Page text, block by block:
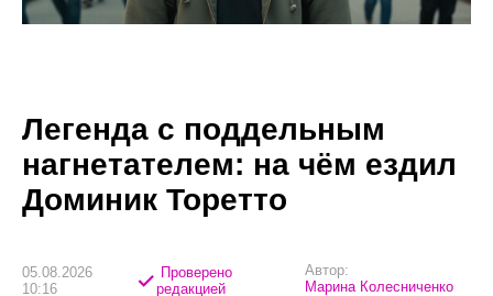
Легенда с поддельным
нагнетателем: на чём ездил
Доминик Торетто
05.08.2026
10:16
Проверено
редакцией
Автор:
Марина Колесниченко